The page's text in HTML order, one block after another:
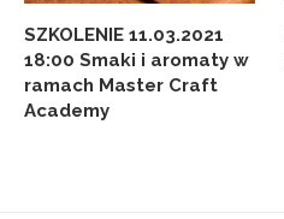
SZKOLENIE 11.03.2021
18:00 Smaki i aromaty w
ramach Master Craft
Academy